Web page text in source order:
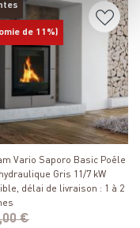
de 11%)
Détails
Vario Saporo Basic Poêle
Gris 11/7 kW
délai de livraison : 1 à 2
€